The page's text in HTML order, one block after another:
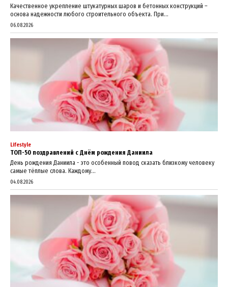
Качественное укрепление штукатурных шаров и бетонных конструкций –
основа надежности любого строительного объекта. При...
06.08.2026
Lifestyle
ТОП-50 поздравлений с Днём рождения Даниила
День рождения Даниила - это особенный повод сказать близкому человеку
самые тёплые слова. Каждому...
04.08.2026